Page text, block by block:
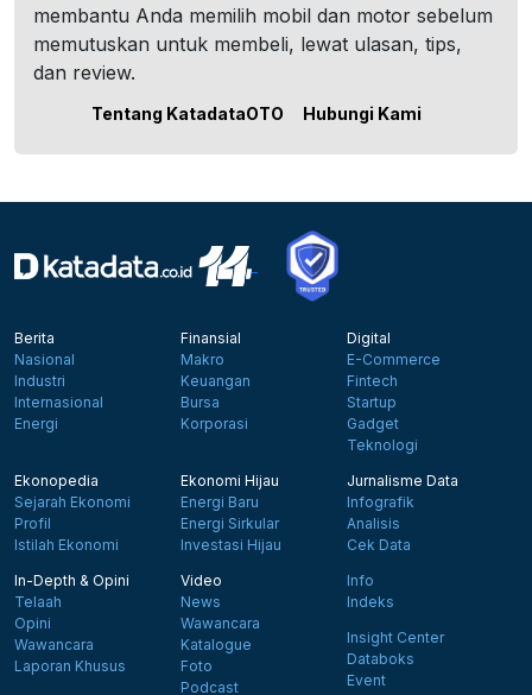
membantu Anda memilih mobil dan motor sebelum
memutuskan untuk membeli, lewat ulasan, tips,
dan review.
Tentang KatadataOTO Hubungi Kami
Berita
Nasional
Industri
Internasional
Energi
Finansial
Makro
Keuangan
Bursa
Korporasi
Digital
E-Commerce
Fintech
Startup
Gadget
Teknologi
Ekonopedia
Sejarah Ekonomi
Profil
Istilah Ekonomi
Ekonomi Hijau
Energi Baru
Energi Sirkular
Investasi Hijau
Jurnalisme Data
Infografik
Analisis
Cek Data
In-Depth & Opini
Telaah
Opini
Wawancara
Laporan Khusus
Video
News
Wawancara
Katalogue
Foto
Podcast
Info
Indeks
Insight Center
Databoks
Event